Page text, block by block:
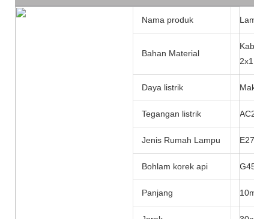
Nama produk Lampu
Bahan Material
Kabel
Daya listrik Maks
Tegangan listrik
Jenis Rumah Lampu E27/
Bohlam korek api G45/
Panjang